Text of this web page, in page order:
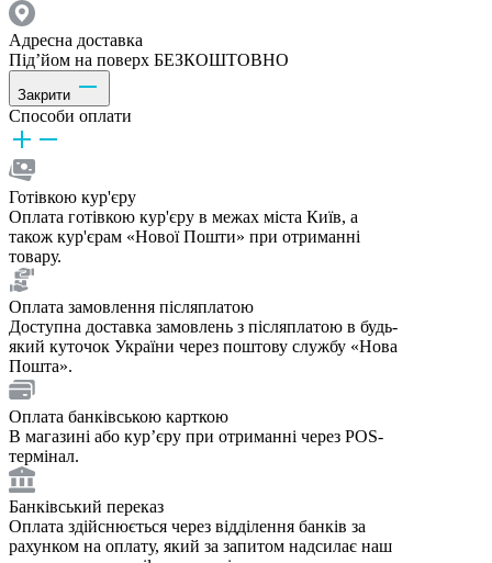
Адресна доставка
Під’йом на поверх БЕЗКОШТОВНО
Закрити
Способи оплати
Готівкою кур'єру
Оплата готівкою кур'єру в межах міста Київ, а
також кур'єрам «Нової Пошти» при отриманні
товару.
Оплата замовлення післяплатою
Доступна доставка замовлень з післяплатою в будь-
який куточок України через поштову службу «Нова
Пошта».
Оплата банківською карткою
В магазині або курʼєру при отриманні через POS-
термінал.
Банківський переказ
Оплата здійснюється через відділення банків за
рахунком на оплату, який за запитом надсилає наш